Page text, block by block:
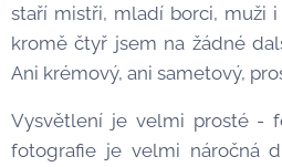
staří mistři, mladí borci, muži
kromě čtyř jsem na žádné
Ani krémový, ani sametový,
Vysvětlení je velmi prosté -
fotografie je velmi náročná